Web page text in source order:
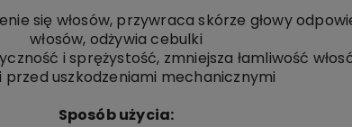
się włosów, przywraca skórze głowy
włosów, odżywia cebulki
i sprężystość, zmniejsza łamliwość
przed uszkodzeniami mechanicznymi
Sposób użycia: